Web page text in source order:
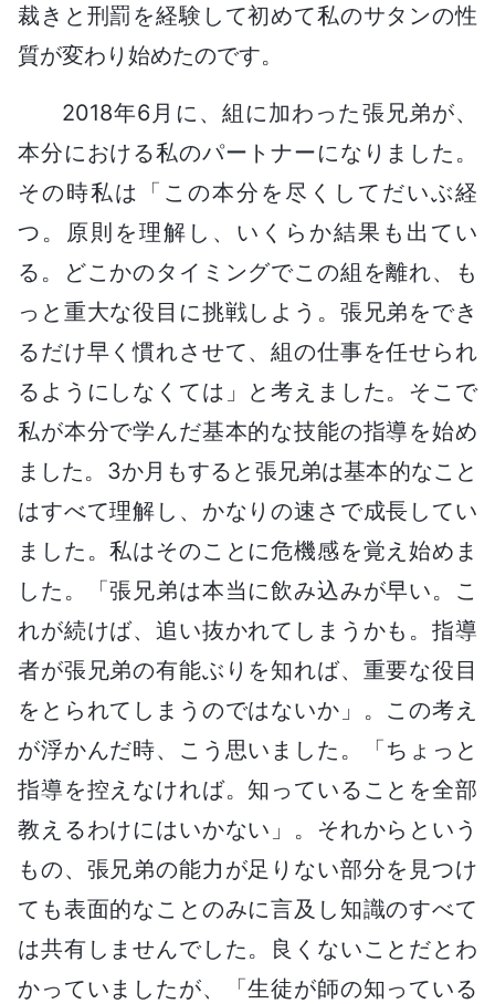
裁きと刑罰を経験して初めて私のサタンの性
質が変わり始めたのです。
2018年6月に、組に加わった張兄弟が、
本分における私のパートナーになりました。
その時私は「この本分を尽くしてだいぶ経
つ。原則を理解し、いくらか結果も出てい
る。どこかのタイミングでこの組を離れ、も
っと重大な役目に挑戦しよう。張兄弟をでき
るだけ早く慣れさせて、組の仕事を任せられ
るようにしなくては」と考えました。そこで
私が本分で学んだ基本的な技能の指導を始め
ました。3か月もすると張兄弟は基本的なこと
はすべて理解し、かなりの速さで成長してい
ました。私はそのことに危機感を覚え始めま
した。「張兄弟は本当に飲み込みが早い。こ
れが続けば、追い抜かれてしまうかも。指導
者が張兄弟の有能ぶりを知れば、重要な役目
をとられてしまうのではないか」。この考え
が浮かんだ時、こう思いました。「ちょっと
指導を控えなければ。知っていることを全部
教えるわけにはいかない」。それからという
もの、張兄弟の能力が足りない部分を見つけ
ても表面的なことのみに言及し知識のすべて
は共有しませんでした。良くないことだとわ
かっていましたが、「生徒が師の知っている